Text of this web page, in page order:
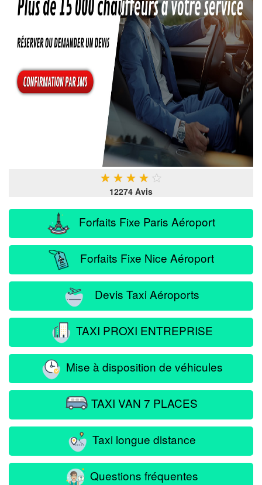
★ ★ ★ ★ ★
12274 Avis
Forfaits Fixe Paris Aéroport
Forfaits Fixe Nice Aéroport
Devis Taxi Aéroports
TAXI PROXI ENTREPRISE
Mise à disposition de véhicules
TAXI VAN 7 PLACES
Taxi longue distance
Questions fréquentes